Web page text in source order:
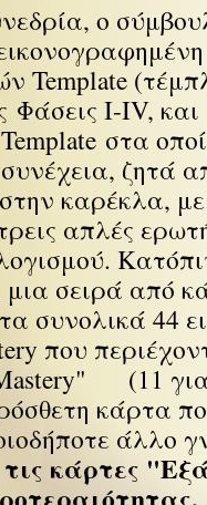
ο
Template (
Φάσεις I-IV,
στα
ζητά
καρέκλα,
απλές
μια σειρά από
συνολικά 44
που
(11
κάρτα
άλλο
τις κάρτες